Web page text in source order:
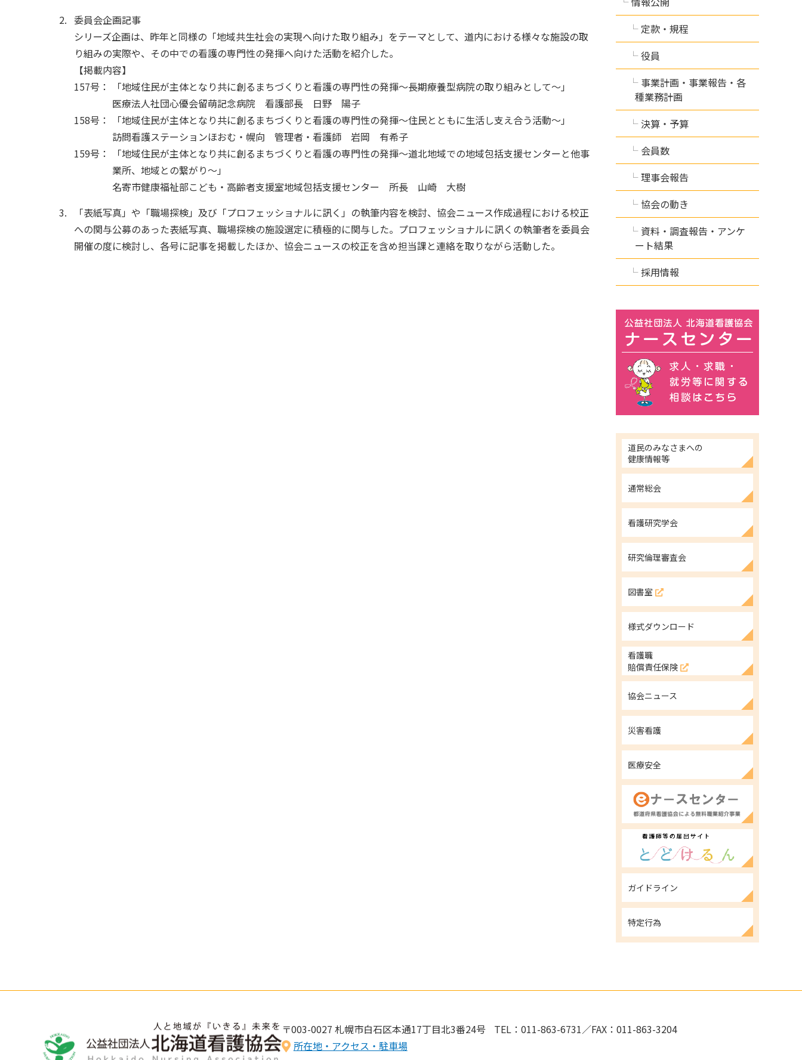
委員会企画記事
シリーズ企画は、昨年と同様の「地域共生社会の実現へ向けた取り組み」をテーマとして、道内における様々な施設の取
り組みの実際や、その中での看護の専門性の発揮へ向けた活動を紹介した。
【掲載内容】
157号：
「地域住民が主体となり共に創るまちづくりと看護の専門性の発揮～長期療養型病院の取り組みとして～」
医療法人社団心優会留萌記念病院 看護部長 日野 陽子
158号：
「地域住民が主体となり共に創るまちづくりと看護の専門性の発揮～住民とともに生活し支え合う活動～」
訪問看護ステーションほおむ・幌向 管理者・看護師 岩岡 有希子
159号：
「地域住民が主体となり共に創るまちづくりと看護の専門性の発揮～道北地域での地域包括支援センターと他事
業所、地域との繋がり～」
名寄市健康福祉部こども・高齢者支援室地域包括支援センター 所長 山崎 大樹
「表紙写真」や「職場探検」及び「プロフェッショナルに訊く」の執筆内容を検討、協会ニュース作成過程における校正
への関与公募のあった表紙写真、職場探検の施設選定に積極的に関与した。プロフェッショナルに訊くの執筆者を委員会
開催の度に検討し、各号に記事を掲載したほか、協会ニュースの校正を含め担当課と連絡を取りながら活動した。
定款・規程
役員
事業計画・事業報告・各
種業務計画
決算・予算
会員数
理事会報告
協会の動き
資料・調査報告・アンケ
ート結果
採用情報
道民のみなさまへの
健康情報等
通常総会
看護研究学会
研究倫理審査会
図書室
様式ダウンロード
看護職
賠償責任保険
協会ニュース
災害看護
医療安全
ガイドライン
特定行為
〒003-0027 札幌市白石区本通17丁目北3番24号
TEL：011-863-6731／FAX：011-863-3204
所在地・アクセス・駐車場